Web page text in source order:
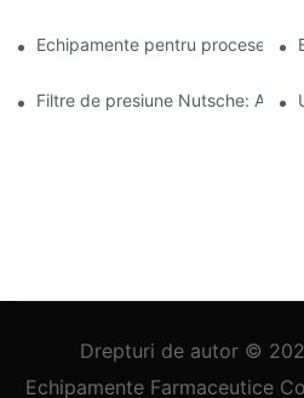
Echipamente pentru procese
Filtre de presiune Nutsche:
Drepturi de autor ©
Echipamente Farmaceutice